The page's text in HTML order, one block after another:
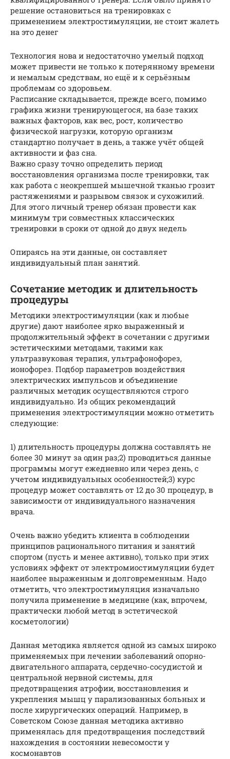
решение остановиться на тренировках с
применением электростимуляции, не стоит жалеть
на это денег
Технология нова и недостаточно умелый подход
может привести не только к потерянному времени
и немалым средствам, но ещё и к серьёзным
проблемам со здоровьем.
Расписание складывается, прежде всего, помимо
графика жизни тренирующегося, на базе таких
важных факторов, как вес, рост, количество
физической нагрузки, которую организм
стандартно получает в день, а также учёт общей
активности и фаз сна.
Важно сразу точно определить период
восстановления организма после тренировки, так
как работа с неокрепшей мышечной тканью грозит
растяжениями и разрывом связок и сухожилий.
Для этого личный тренер обязан провести как
минимум три совместных классических
тренировки в сроки от одной до двух недель
Опираясь на эти данные, он составляет
индивидуальный план занятий.
Сочетание методик и длительность
процедуры
Методики электростимуляции (как и любые
другие) дают наиболее ярко выраженный и
продолжительный эффект в сочетании с другими
эстетическими методами, такими как
ультразвуковая терапия, ультрафонофорез,
ионофорез. Подбор параметров воздействия
электрических импульсов и объединение
различных методик осуществляются строго
индивидуально. Из общих рекомендаций
применения электростимуляции можно отметить
следующие:
1) длительность процедуры должна составлять не
более 30 минут за один раз;2) проводиться данные
программы могут ежедневно или через день, с
учетом индивидуальных особенностей;3) курс
процедур может составлять от 12 до 30 процедур, в
зависимости от индивидуального назначения
врача.
Очень важно убедить клиента в соблюдении
принципов рационального питания и занятий
спортом (пусть и менее активно), только при этих
условиях эффект от электромиостимуляции будет
наиболее выраженным и долговременным. Надо
отметить, что электростимуляция изначально
получила применение в медицине (как, впрочем,
практически любой метод в эстетической
косметологии)
Данная методика является одной из самых широко
применяемых при лечении заболеваний опорно-
двигательного аппарата, сердечно-сосудистой и
центральной нервной системы, для
предотвращения атрофии, восстановления и
укрепления мышц у парализованных больных и
после хирургических операций. Например, в
Советском Союзе данная методика активно
применялась для предотвращения последствий
нахождения в состоянии невесомости у
космонавтов